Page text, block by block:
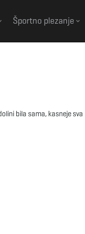
Športno plezanje
bila sama, kasneje sva